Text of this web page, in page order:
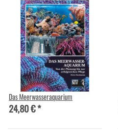
Das Meerwasseraquarium
24,80 €*